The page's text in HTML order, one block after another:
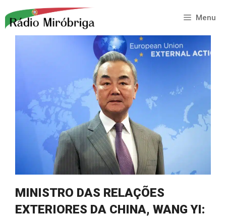
para
Menu
MINISTRO DAS RELAÇÕES
EXTERIORES DA CHINA, WANG YI: